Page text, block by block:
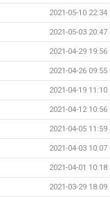
2021-05-10 22:34
2021-05-03 20:47
2021-04-29 19:56
2021-04-26 09:55
2021-04-19 11:10
2021-04-12 10:56
2021-04-05 11:59
2021-04-03 10:07
2021-04-01 10:18
2021-03-29 18:09